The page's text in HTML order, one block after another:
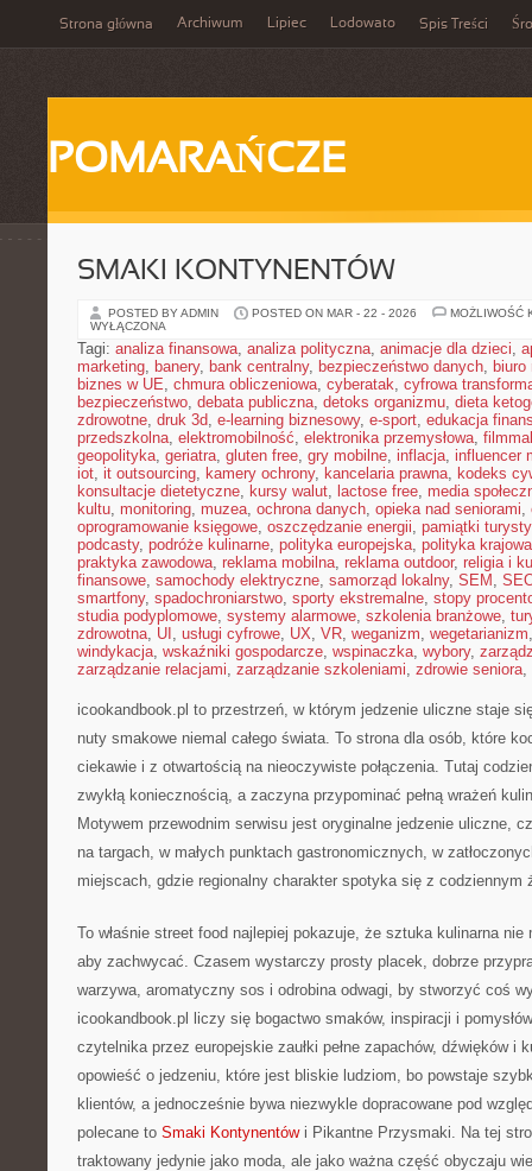
Strona główna Archiwum Lipiec Lodowato Spis Treści
POMARAŃCZE
SMAKI KONTYNENTÓW
POSTED BY ADMIN POSTED ON MAR - 22 - 2026
MOŻLIWOŚĆ
WYŁĄCZONA
Tagi: analiza finansowa, analiza polityczna, animacje dla dzieci,
marketing, banery, bank centralny, bezpieczeństwo danych, biuro
biznes w UE, chmura obliczeniowa, cyberatak, cyfrowa
bezpieczeństwo, debata publiczna, detoks organizmu, dieta
zdrowotne, druk 3d, e-learning biznesowy, e-sport, edukacja
przedszkolna, elektromobilność, elektronika przemysłowa,
geopolityka, geriatra, gluten free, gry mobilne, inflacja, influencer
iot, it outsourcing, kamery ochrony, kancelaria prawna, kodeks
konsultacje dietetyczne, kursy walut, lactose free, media
kultu, monitoring, muzea, ochrona danych, opieka nad seniorami,
oprogramowanie księgowe, oszczędzanie energii, pamiątki
podcasty, podróże kulinarne, polityka europejska, polityka krajowa
praktyka zawodowa, reklama mobilna, reklama outdoor, religia i
finansowe, samochody elektryczne, samorząd lokalny, SEM ,
smartfony, spadochroniarstwo, sporty ekstremalne, stopy
studia podyplomowe, systemy alarmowe, szkolenia branżowe,
zdrowotna, UI , usługi cyfrowe, UX, VR, weganizm, wegetarianizm
windykacja, wskaźniki gospodarcze, wspinaczka, wybory,
zarządzanie relacjami, zarządzanie szkoleniami, zdrowie seniora,
icookandbook.pl to przestrzeń, w którym jedzenie uliczne staje
nuty smakowe niemal całego świata. To strona dla osób, które
ciekawie i z otwartością na nieoczywiste połączenia. Tutaj
zwykłą koniecznością, a zaczyna przypominać pełną wrażeń
Motywem przewodnim serwisu jest oryginalne jedzenie uliczne,
na targach, w małych punktach gastronomicznych, w
miejscach, gdzie regionalny charakter spotyka się z codziennym
To właśnie street food najlepiej pokazuje, że sztuka kulinarna
aby zachwycać. Czasem wystarczy prosty placek, dobrze
warzywa, aromatyczny sos i odrobina odwagi, by stworzyć coś
icookandbook.pl liczy się bogactwo smaków, inspiracji i
czytelnika przez europejskie zaułki pełne zapachów, dźwięków i
opowieść o jedzeniu, które jest bliskie ludziom, bo powstaje
klientów, a jednocześnie bywa niezwykle dopracowane pod
polecane to Smaki Kontynentówi Pikantne Przysmaki. Na tej
traktowany jedynie jako moda, ale jako ważna część obyczaju